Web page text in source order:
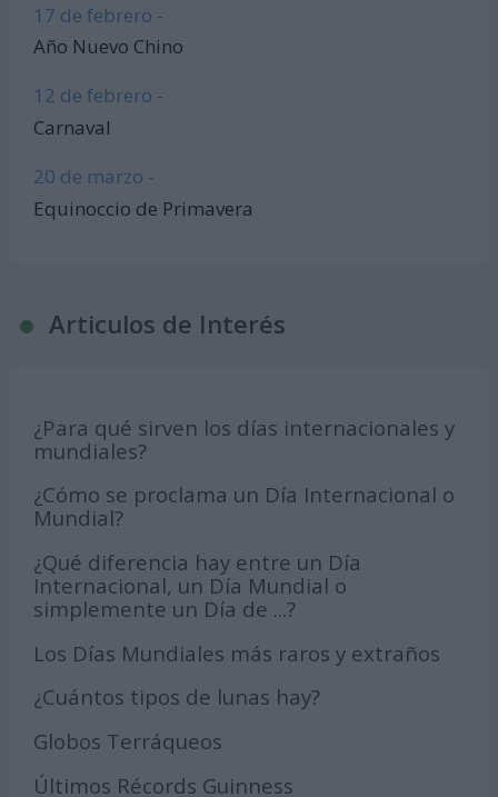
17 de febrero -
Año Nuevo Chino
12 de febrero -
Carnaval
20 de marzo -
Equinoccio de Primavera
Articulos de Interés
¿Para qué sirven los días internacionales y
mundiales?
¿Cómo se proclama un Día Internacional o
Mundial?
¿Qué diferencia hay entre un Día
Internacional, un Día Mundial o
simplemente un Día de ...?
Los Días Mundiales más raros y extraños
¿Cuántos tipos de lunas hay?
Globos Terráqueos
Últimos Récords Guinness